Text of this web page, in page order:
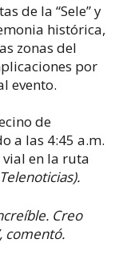
de la “Sele” y
histórica,
zonas del
por
evento.
de
a las 4:45 a.m.
en la ruta
Creo
comentó.